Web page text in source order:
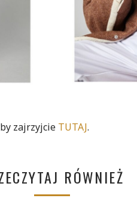
zajrzyjcie TUTAJ.
RÓWNIEŻ